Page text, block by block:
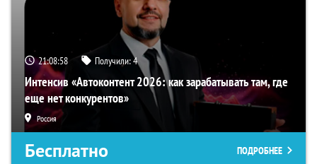
21:08:58 Получили:4
Интенсив «Автоконтент 2026: как зарабатывать там, где
еще нет конкурентов»
Россия
Бесплатно ПОДРОБНЕЕ